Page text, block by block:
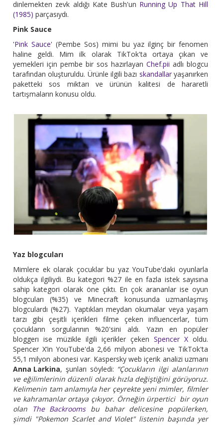
dinlemekten zevk aldığı Kate Bush'un Running Up That Hill
(1985) parçasıydı.
Pink Sauce
'Pink Sauce' (Pembe Sos) mimi bu yaz ilginç bir fenomen
haline geldi. Mim ilk olarak TikTok'ta ortaya çıkan ve
yemekleri için pembe bir sos hazırlayan Chef.pii adlı blogcu
tarafından oluşturuldu. Ürünle ilgili bazı skandallaryaşanırken
paketteki sos miktarı ve ürünün kalitesi de hararetli
tartışmaların konusu oldu.
Yaz blogcuları
Mimlere ek olarak çocuklar bu yaz YouTube'daki oyunlarla
oldukça ilgiliydi. Bu kategori %27 ile en fazla istek sayısına
sahip kategori olarak öne çıktı. En çok arananlar ise oyun
blogcuları (%35) ve Minecraft konusunda uzmanlaşmış
blogculardı (%27). Yaptıkları meydan okumalar veya yaşam
tarzı gibi çeşitli içerikleri filme çeken influencerlar, tüm
çocukların sorgularının %20'sini aldı. Yazın en popüler
bloggerı ise müzikle ilgili içerikler çeken Spencer Xoldu.
Spencer X’in YouTube'da 2,66 milyon abonesi ve TikTok'ta
55,1 milyon abonesi var. Kaspersky web içerik analizi uzmanı
Anna Larkina, şunları söyledi: “Çocukların ilgi alanlarının
ve eğilimlerinin düzenli olarak hızla değiştiğini görüyoruz.
Kelimenin tam anlamıyla her çeyrekte yeni mimler, filmler
ve kahramanlar ortaya çıkıyor. Örneğin ürpertici bir oyun
olan
The Backroomsbu bahar delicesine popülerken,
şimdi "Pokemon Scarlet and Violet" listenin başında yer